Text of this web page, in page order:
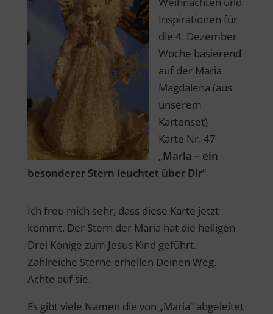
Inspirationen für
die 4. Dezember
Woche basierend
auf der Maria
Magdalena (aus
unserem
Kartenset)
Karte Nr. 47
„Maria – ein
besonderer Stern leuchtet über Dir“
Ich freu mich sehr, dass diese Karte jetzt
kommt. Der Stern der Maria hat die heiligen
Drei Könige zum Jesus Kind geführt.
Zahlreiche Sterne erhellen Deinen Weg.
Achte auf sie.
Es gibt viele Namen die von „Maria“ abgeleitet